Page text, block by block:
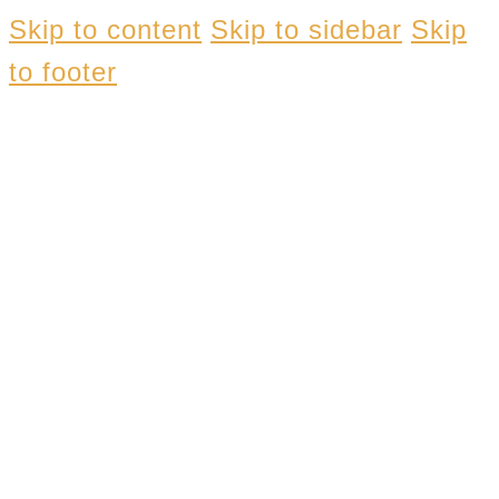
Skip to content Skip to sidebar Skip
to footer